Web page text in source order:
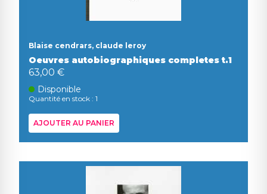
Blaise cendrars, claude leroy
Oeuvres autobiographiques completes t.1
63,00 €
Disponible
Quantité en stock : 1
AJOUTER AU PANIER